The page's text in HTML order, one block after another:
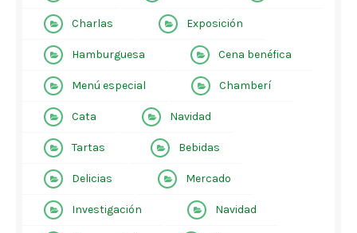
Charlas Exposición
Hamburguesa Cena benéfica
Menú especial Chamberí
Cata Navidad
Tartas Bebidas
Delicias Mercado
Investigación Navidad